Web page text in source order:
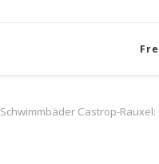
Schwimmbäder Castrop-